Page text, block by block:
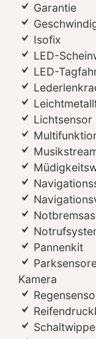
Garantie
Isofix
LED-
LED-
Lichtsensor
Pannenkit
Kamera